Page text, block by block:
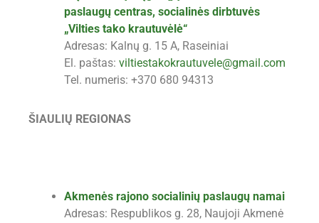
paslaugų centras, socialinės dirbtuvės
„Vilties tako krautuvėlė“
Adresas: Kalnų g. 15 A, Raseiniai
El. paštas: viltiestakokrautuvele@gmail.com
Tel. numeris: +370 680 94313
ŠIAULIŲ REGIONAS
Akmenės rajono socialinių paslaugų namai
Adresas: Respublikos g. 28, Naujoji Akmenė